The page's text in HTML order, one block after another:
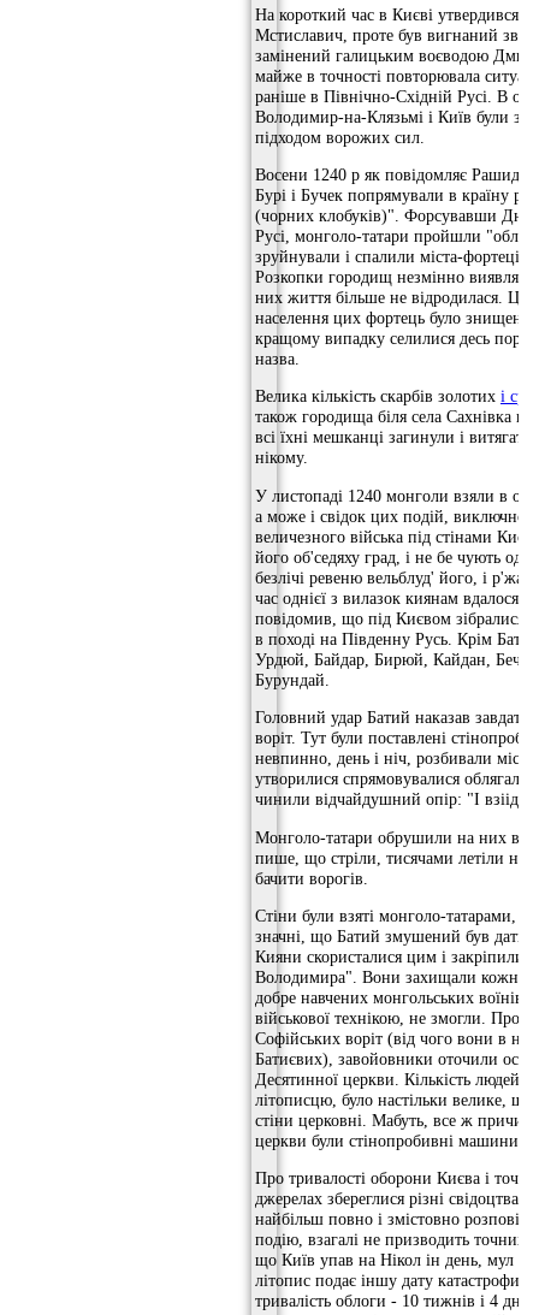
На короткий час в Києві утвердився
Мстиславич, проте був вигнаний
замінений галицьким воєводою
майже в точності повторювала
раніше в Північно-Східній Русі. В
Володимир-на-Клязьмі і Київ були
підходом ворожих сил.
Восени 1240 р як повідомляє Рашид-
Бурі і Бучек попрямували в країну
(чорних клобуків)". Форсувавши
Русі, монголо-татари пройшли
зруйнували і спалили міста-фортеці
Розкопки городищ незмінно
них життя більше не відродилася. Це,
населення цих фортець було
кращому випадку селилися десь
назва.
Велика кількість скарбів золотих і
також городища біля села Сахнівка
всі їхні мешканці загинули і витягати
нікому.
У листопаді 1240 монголи взяли в
а може і свідок цих подій, виключно
величезного війська під стінами
його об'седяху град, і не бе чують од
безлічі ревеню вельблуд' його, і
час однієї з вилазок киянам вдалося
повідомив, що під Києвом зібралися
в поході на Південну Русь. Крім Батия
Урдюй, Байдар, Бирюй, Кайдан,
Бурундай.
Головний удар Батий наказав завдати
воріт. Тут були поставлені
невпинно, день і ніч, розбивали
утворилися спрямовувалися
чинили відчайдушний опір: "І
Монголо-татари обрушили на них всю
пише, що стріли, тисячами летіли на
бачити ворогів.
Стіни були взяті монголо-татарами,
значні, що Батий змушений був дати
Кияни скористалися цим і
Володимира". Вони захищали кожну
добре навчених монгольських
військової технікою, не змогли.
Софійських воріт (від чого вони в
Батиєвих), завойовники оточили
Десятинної церкви. Кількість людей,
літописцю, було настільки велике, що
стіни церковні. Мабуть, все ж
церкви були стінопробивні машини
Про тривалості оборони Києва і
джерелах збереглися різні свідоцтва.
найбільш повно і змістовно
подію, взагалі не призводить точних
що Київ упав на Нікол ін день, мул і
літопис подає іншу дату катастрофи
тривалість облоги - 10 тижнів і 4